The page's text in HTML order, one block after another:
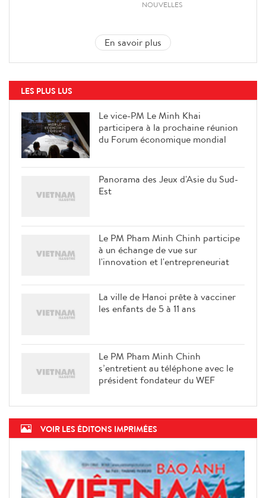
NOUVELLES
En savoir plus
LES PLUS LUS
Le vice-PM Le Minh Khai
participera à la prochaine réunion
du Forum économique mondial
Panorama des Jeux d'Asie du Sud-
Est
Le PM Pham Minh Chinh participe
à un échange de vue sur
l'innovation et l'entrepreneuriat
La ville de Hanoi prête à vacciner
les enfants de 5 à 11 ans
Le PM Pham Minh Chinh
s’entretient au téléphone avec le
président fondateur du WEF
VOIR LES ÉDITONS IMPRIMÉES